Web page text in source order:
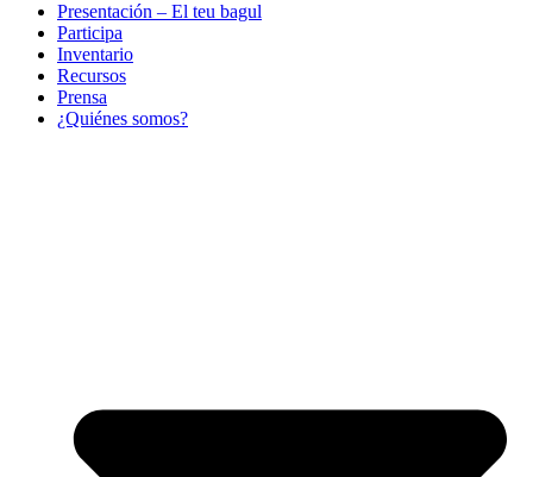
Presentación – El teu bagul
Participa
Inventario
Recursos
Prensa
¿Quiénes somos?